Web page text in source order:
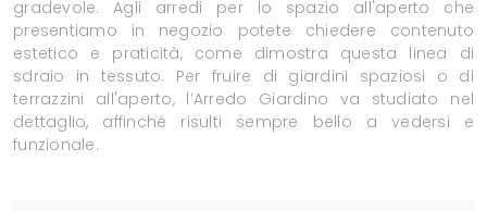
gradevole. Agli arredi per lo spazio all'aperto che
presentiamo in negozio potete chiedere contenuto
estetico e praticità, come dimostra questa linea di
sdraio in tessuto. Per fruire di giardini spaziosi o di
terrazzini all'aperto, l’Arredo Giardino va studiato nel
dettaglio, affinchè risulti sempre bello a vedersi e
funzionale.